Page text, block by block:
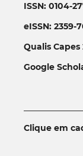
ISSN: 0104-
eISSN: 2359-
Qualis Capes
Google
Clique em